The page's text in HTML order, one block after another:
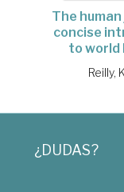
The
concise
to world
Reilly,
¿DUDAS?